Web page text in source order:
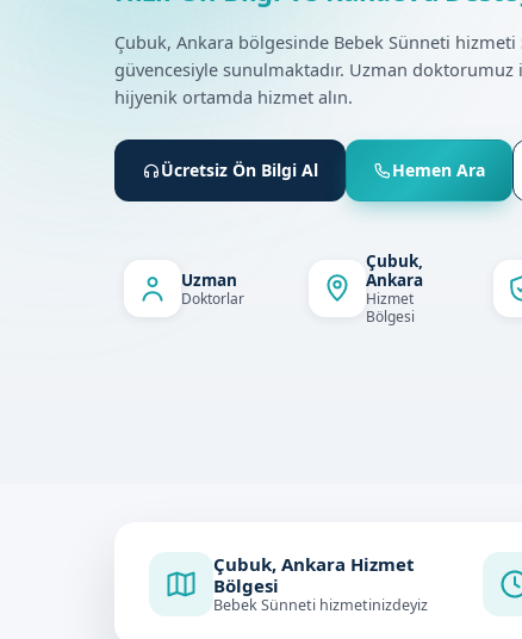
Çubuk, Ankara bölgesinde Bebek Sünneti hizmeti
güvencesiyle sunulmaktadır. Uzman doktorumuz
hijyenik ortamda hizmet alın.
Ücretsiz Ön Bilgi Al Hemen Ara
Uzman
Doktorlar
Çubuk,
Ankara
Hizmet
Bölgesi
Çubuk, Ankara Hizmet
Bölgesi
Bebek Sünneti hizmetinizdeyiz